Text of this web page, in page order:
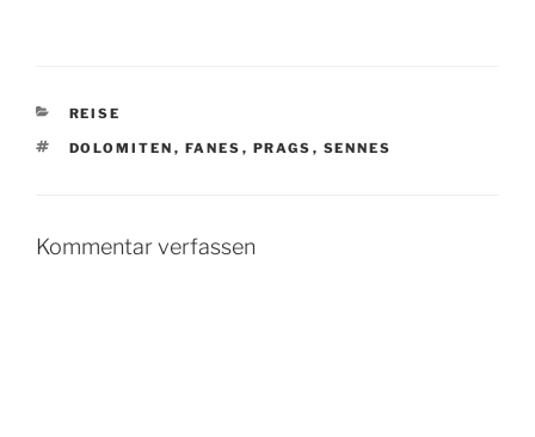
KATEGORIEN
REISE
SCHLAGWÖRTER
DOLOMITEN , FANES , PRAGS , SENNES
Kommentar verfassen